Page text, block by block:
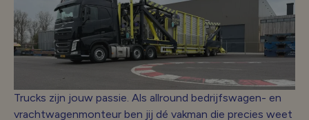
Trucks zijn jouw passie. Als allround bedrijfswagen- en
vrachtwagenmonteur ben jij dé vakman die precies weet